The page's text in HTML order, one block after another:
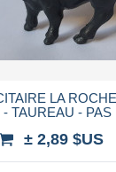
LA
- TAUREAU - PAS
± 2,89 $US